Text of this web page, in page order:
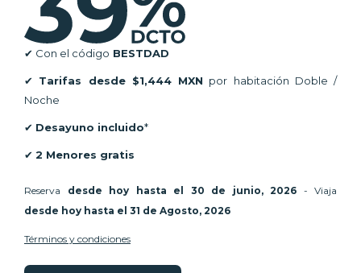
✔ Con el código BESTDAD
✔ Tarifas desde $1,444 MXN por habitación Doble /
Noche
✔ Desayuno incluido*
✔ 2 Menores gratis
Reserva desde hoy hasta el 30 de junio, 2026 - Viaja
desde hoy hasta el 31 de Agosto, 2026
Términos y condiciones